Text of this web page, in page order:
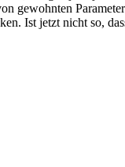
gewohnten
Ist jetzt nicht so,